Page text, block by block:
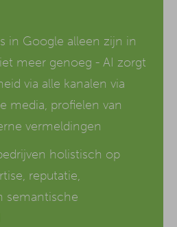
in Google alleen zijn in
meer genoeg - AI zorgt
via alle kanalen via
media, profielen van
vermeldingen
holistisch op
reputatie,
semantische